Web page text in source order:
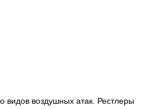
видов воздушных атак. Рестлеры